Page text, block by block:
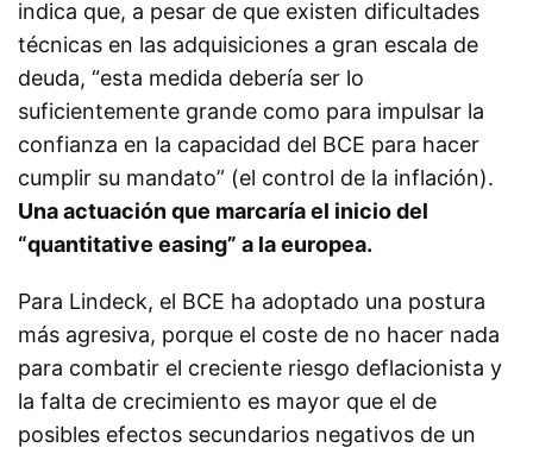
indica que, a pesar de que existen dificultades
técnicas en las adquisiciones a gran escala de
deuda, “esta medida debería ser lo
suficientemente grande como para impulsar la
confianza en la capacidad del BCE para hacer
cumplir su mandato” (el control de la inflación).
Una actuación que marcaría el inicio del
“quantitative easing” a la europea.
Para Lindeck, el BCE ha adoptado una postura
más agresiva, porque el coste de no hacer nada
para combatir el creciente riesgo deflacionista y
la falta de crecimiento es mayor que el de
posibles efectos secundarios negativos de un